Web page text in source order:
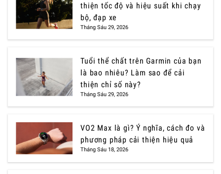
thiện tốc độ và hiệu suất khi chạy
bộ, đạp xe
Tháng Sáu 29, 2026
Tuổi thể chất trên Garmin của bạn
là bao nhiêu? Làm sao để cải
thiện chỉ số này?
Tháng Sáu 29, 2026
VO2 Max là gì? Ý nghĩa, cách đo và
phương pháp cải thiện hiệu quả
Tháng Sáu 18, 2026